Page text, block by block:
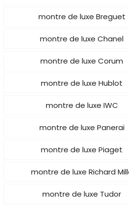
montre de luxe Breguet
montre de luxe Chanel
montre de luxe Corum
montre de luxe Hublot
montre de luxe IWC
montre de luxe Panerai
montre de luxe Piaget
montre de luxe Richard
montre de luxe Tudor